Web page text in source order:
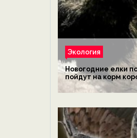
Экология
Новогодние елки
пойдут на корм
обезьянам, львам
экологии на